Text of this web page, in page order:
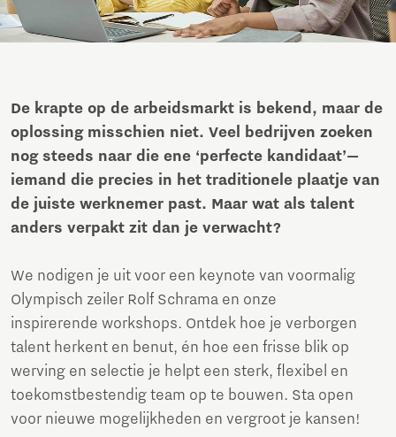
De krapte op de arbeidsmarkt is bekend, maar de
oplossing misschien niet. Veel bedrijven zoeken
nog steeds naar die ene ‘perfecte kandidaat’—
iemand die precies in het traditionele plaatje van
de juiste werknemer past. Maar wat als talent
anders verpakt zit dan je verwacht?
We nodigen je uit voor een keynote van voormalig
Olympisch zeiler Rolf Schrama en onze
inspirerende workshops. Ontdek hoe je verborgen
talent herkent en benut, én hoe een frisse blik op
werving en selectie je helpt een sterk, flexibel en
toekomstbestendig team op te bouwen. Sta open
voor nieuwe mogelijkheden en vergroot je kansen!